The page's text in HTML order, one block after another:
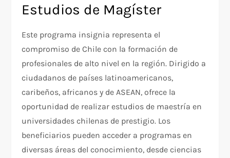
Estudios de Magíster
Este programa insignia representa el
compromiso de Chile con la formación de
profesionales de alto nivel en la región. Dirigido a
ciudadanos de países latinoamericanos,
caribeños, africanos y de ASEAN, ofrece la
oportunidad de realizar estudios de maestría en
universidades chilenas de prestigio. Los
beneficiarios pueden acceder a programas en
diversas áreas del conocimiento, desde ciencias